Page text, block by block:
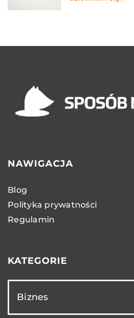
NAWIGACJA
Blog
Polityka prywatności
Regulamin
KATEGORIE
Biznes